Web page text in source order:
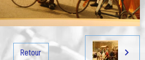
Retour